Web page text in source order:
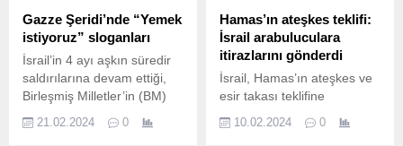
Gazze Şeridi’nde “Yemek
istiyoruz” sloganları
İsrail’in 4 ayı aşkın süredir
saldırılarına devam ettiği,
Birleşmiş Milletler’in (BM)
olduğunu duyurduğu Gazze
21.02.2024 0
Hamas’ın ateşkes teklifi:
İsrail arabuluculara
itirazlarını gönderdi
İsrail, Hamas’ın ateşkes ve
esir takası teklifine
Mısır’a gönderdi. İsrail’in
10.02.2024 0